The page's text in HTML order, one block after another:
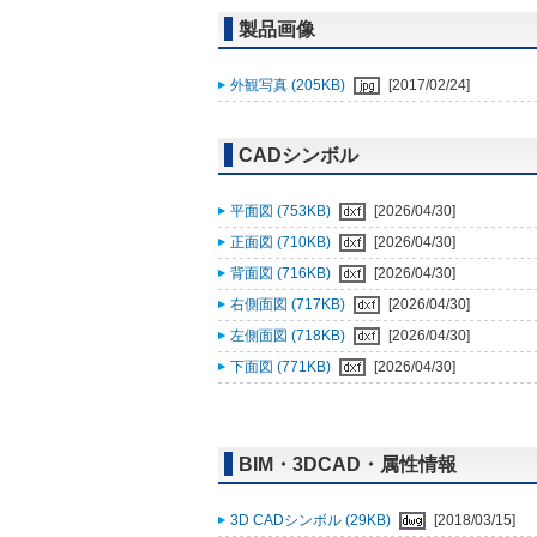
製品画像
外観写真 (205KB) [2017/02/24]
CADシンボル
平面図 (753KB)
[2026/04/30]
正面図 (710KB)
[2026/04/30]
背面図 (716KB)
[2026/04/30]
右側面図 (717KB)
[2026/04/30]
左側面図 (718KB)
[2026/04/30]
下面図 (771KB)
[2026/04/30]
BIM・3DCAD・属性情報
3D CADシンボル (29KB) [2018/03/15]